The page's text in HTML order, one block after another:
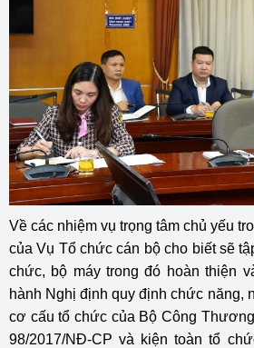
Về các nhiệm vụ trọng tâm chủ yếu
của Vụ Tổ chức cán bộ cho biết sẽ
chức, bộ máy trong đó hoàn thiện
hành Nghị định quy định chức năng,
cơ cấu tổ chức của Bộ Công
98/2017/NĐ-CP và kiện toàn tổ